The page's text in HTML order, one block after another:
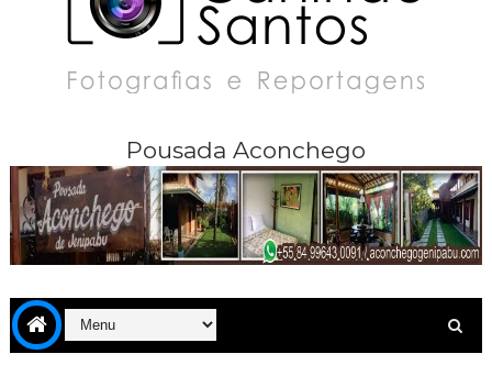
Pousada Aconchego